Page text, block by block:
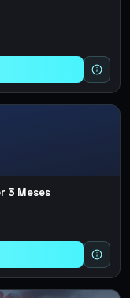
3 Meses